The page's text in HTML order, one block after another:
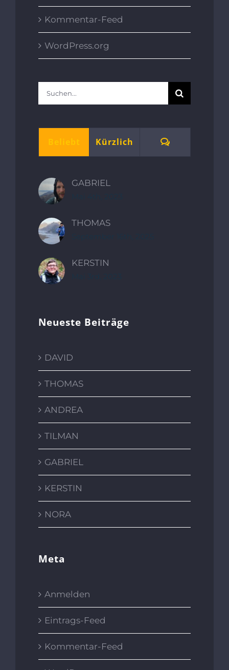
Kommentar-Feed
WordPress.org
Suche
nach:
Beliebt Kürzlich Kommentare
GABRIEL
THOMAS
KERSTIN
Neueste Beiträge
DAVID
THOMAS
ANDREA
TILMAN
GABRIEL
KERSTIN
NORA
Meta
Anmelden
Eintrags-Feed
Kommentar-Feed